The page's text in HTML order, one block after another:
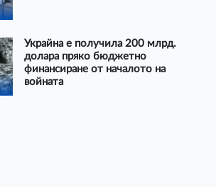
Украйна е получила 200 млрд.
долара пряко бюджетно
финансиране от началото на
войната